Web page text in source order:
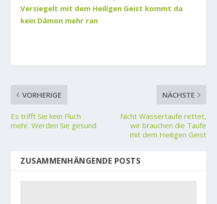
Versiegelt mit dem Heiligen Geist kommt da
kein Dämon mehr ran
VORHERIGE
Es trifft Sie kein Fluch
mehr. Werden Sie gesund
NÄCHSTE
Nicht Wassertaufe rettet,
wir brauchen die Taufe
mit dem Heiligen Geist
ZUSAMMENHÄNGENDE POSTS